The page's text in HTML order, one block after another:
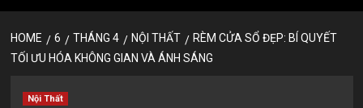
HOME 6 THÁNG 4 NỘI THẤT
RÈM CỬA SỔ ĐẸP: BÍ QUYẾT
TỐI ƯU HÓA KHÔNG GIAN VÀ ÁNH SÁNG
Nội Thất